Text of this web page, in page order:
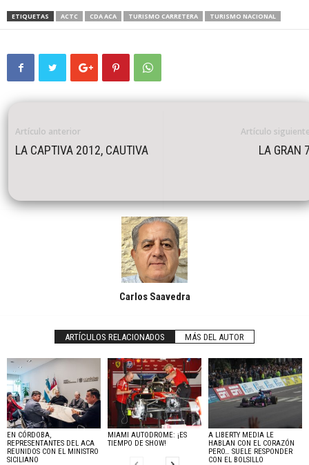
ETIQUETAS ACTC CDA ACA TURISMO CARRETERA TURISMO NACIONAL
Artículo anterior
LA CAPTIVA 2012, CAUTIVA
Artículo
LA GRAN
Carlos Saavedra
ARTÍCULOS RELACIONADOS MÁS DEL AUTOR
EN CÓRDOBA,
REPRESENTANTES DEL ACA
REUNIDOS CON EL MINISTRO
SICILIANO
MIAMI AUTODROME: ¡ES
TIEMPO DE SHOW!
A LIBERTY MEDIA LE
HABLAN CON EL CORAZÓN
PERO… SUELE RESPONDER
CON EL BOLSILLO